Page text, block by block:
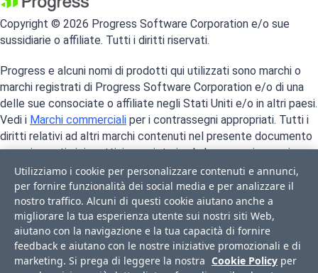
Copyright © 2026 Progress Software Corporation e/o sue
sussidiarie o affiliate. Tutti i diritti riservati.
Progress e alcuni nomi di prodotti qui utilizzati sono marchi o
marchi registrati di Progress Software Corporation e/o di una
delle sue consociate o affiliate negli Stati Uniti e/o in altri paesi.
Vedi i Marchi commerciali per i contrassegni appropriati. Tutti i
diritti relativi ad altri marchi contenuti nel presente documento
sono riservati ai rispettivi proprietari, e la loro menzione qui non
implica alcuna approvazione, affiliazione o sponsorizzazione tra
Progress e tali proprietari.
Utilizziamo i cookie per personalizzare contenuti e annunci,
per fornire funzionalità dei social media e per analizzare il
nostro traffico. Alcuni di questi cookie aiutano anche a
migliorare la tua esperienza utente sui nostri siti Web,
aiutano con la navigazione e la tua capacità di fornire
feedback e aiutano con le nostre iniziative promozionali e di
marketing. Si prega di leggere la nostra Cookie Policy per